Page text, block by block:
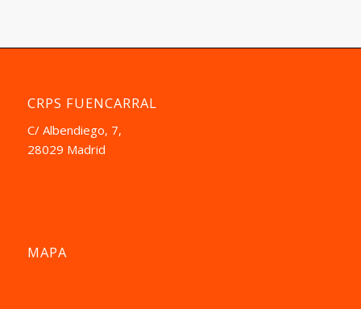
CRPS FUENCARRAL
C/ Albendiego, 7,
28029 Madrid
MAPA